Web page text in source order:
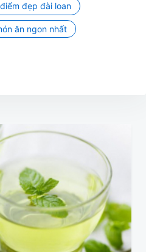
đẹp đài loan
ăn ngon nhất